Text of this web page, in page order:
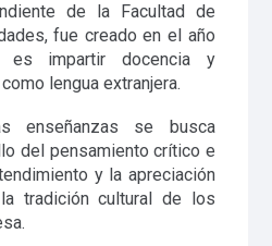
de la Facultad de
fue creado en el año
es impartir docencia y
lengua extranjera.
enseñanzas se busca
del pensamiento crítico e
y la apreciación
tradición cultural de los